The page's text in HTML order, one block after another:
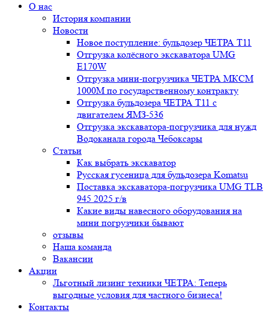
О нас
История компании
Новости
Новое поступление: бульдозер ЧЕТРА Т11
Отгрузка колёсного экскаватора UMG
E170W
Отгрузка мини-погрузчика ЧЕТРА МКСМ
1000М по государственному контракту
Отгрузка бульдозера ЧЕТРА Т11 с
двигателем ЯМЗ-536
Отгрузка экскаватора-погрузчика для нужд
Водоканала города Чебоксары
Статьи
Как выбрать экскаватор
Русская гусеница для бульдозера Komatsu
Поставка экскаватора-погрузчика UMG TLB
945 2025 г/в
Какие виды навесного оборудования на
мини погрузчики бывают
отзывы
Наша команда
Вакансии
Акции
Льготный лизинг техники ЧЕТРА: Теперь
выгодные условия для частного бизнеса!
Контакты